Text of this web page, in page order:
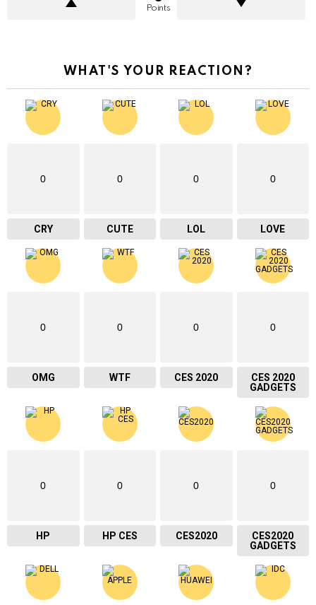
Points
WHAT'S YOUR REACTION?
0
CRY
0
CUTE
0
LOL
0
LOVE
0
OMG
0
WTF
0
CES 2020
0
CES 2020
GADGETS
0
HP
0
HP CES
0
CES2020
0
CES2020
GADGETS